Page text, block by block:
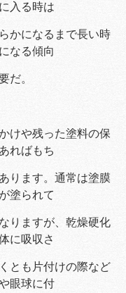
入る時は
かになるまで長い時
なる傾向
だ。
けや残った塗料の保
ればもち
ります。通常は塗膜
塗られて
りますが、乾燥硬化
に吸収さ
とも片付けの際など
眼球に付